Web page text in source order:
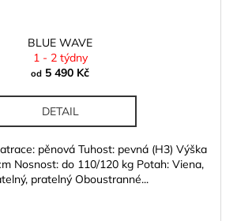
BLUE WAVE
1 - 2 týdny
od 5 490 Kč
DETAIL
pěnová Tuhost: pevná (H3) Výška
Nosnost: do 110/120 kg Potah: Viena,
pratelný Oboustranné...